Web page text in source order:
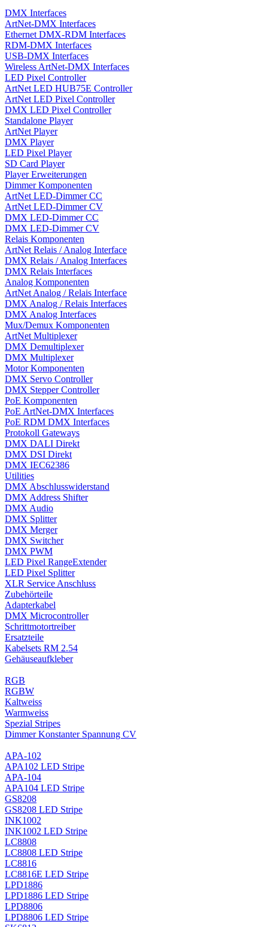
DMX Interfaces
ArtNet-DMX Interfaces
Ethernet DMX-RDM Interfaces
RDM-DMX Interfaces
USB-DMX Interfaces
Wireless ArtNet-DMX Interfaces
LED Pixel Controller
ArtNet LED HUB75E Controller
ArtNet LED Pixel Controller
DMX LED Pixel Controller
Standalone Player
ArtNet Player
DMX Player
LED Pixel Player
SD Card Player
Player Erweiterungen
Dimmer Komponenten
ArtNet LED-Dimmer CC
ArtNet LED-Dimmer CV
DMX LED-Dimmer CC
DMX LED-Dimmer CV
Relais Komponenten
ArtNet Relais / Analog Interface
DMX Relais / Analog Interfaces
DMX Relais Interfaces
Analog Komponenten
ArtNet Analog / Relais Interface
DMX Analog / Relais Interfaces
DMX Analog Interfaces
Mux/Demux Komponenten
ArtNet Multiplexer
DMX Demultiplexer
DMX Multiplexer
Motor Komponenten
DMX Servo Controller
DMX Stepper Controller
PoE Komponenten
PoE ArtNet-DMX Interfaces
PoE RDM DMX Interfaces
Protokoll Gateways
DMX DALI Direkt
DMX DSI Direkt
DMX IEC62386
Utilities
DMX Abschlusswiderstand
DMX Address Shifter
DMX Audio
DMX Splitter
DMX Merger
DMX Switcher
DMX PWM
LED Pixel RangeExtender
LED Pixel Splitter
XLR Service Anschluss
Zubehörteile
Adapterkabel
DMX Microcontroller
Schrittmotortreiber
Ersatzteile
Kabelsets RM 2.54
Gehäuseaufkleber
RGB
RGBW
Kaltweiss
Warmweiss
Spezial Stripes
Dimmer Konstanter Spannung CV
APA-102
APA102 LED Stripe
APA-104
APA104 LED Stripe
GS8208
GS8208 LED Stripe
INK1002
INK1002 LED Stripe
LC8808
LC8808 LED Stripe
LC8816
LC8816E LED Stripe
LPD1886
LPD1886 LED Stripe
LPD8806
LPD8806 LED Stripe